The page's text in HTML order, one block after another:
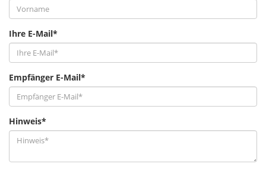
Ihre E-Mail*
Empfänger E-Mail*
Hinweis*